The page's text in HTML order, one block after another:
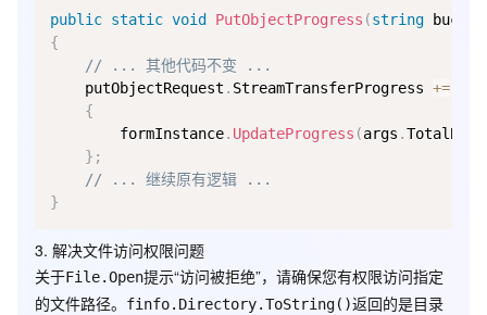
using (var fs = File.Open(finfo.Directory.ToString(),
FileMode.Open)) 提示访问被拒绝
public static void PutObjectProgress (string
{
// ... 其他代码不变 ...
    putObjectRequest
. StreamTransferProgress +=
{
        formInstance
. UpdateProgress (args .
} ;
// ... 继续原有逻辑 ...
}
3. 解决文件访问权限问题
关于File.Open提示“访问被拒绝”，请确保您有权限访问指定
的文件路径。
finfo.Directory.ToString()返回的是目录